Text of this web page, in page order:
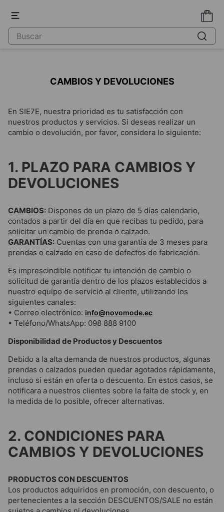
CAMBIOS Y DEVOLUCIONES
En SIE7E, nuestra prioridad es tu satisfacción con
nuestros productos y servicios. Si deseas realizar un
cambio o devolución, por favor, considera lo siguiente:
1. PLAZO PARA CAMBIOS Y
DEVOLUCIONES
CAMBIOS: Dispones de un plazo de 5 días calendario,
contados a partir del día en que recibas tu pedido, para
solicitar un cambio de prenda o calzado.
GARANTÍAS: Cuentas con una garantía de 3 meses para
prendas o calzado en caso de defectos de fabricación.
Es imprescindible notificar tu intención de cambio o
solicitud de garantía dentro de los plazos establecidos a
nuestro equipo de servicio al cliente, utilizando los
siguientes canales:
• Correo electrónico: info@novomode.ec
• Teléfono/WhatsApp: 098 888 9100
Disponibilidad de Productos y Descuentos
Debido a la alta demanda de nuestros productos, algunas
prendas o calzados pueden quedar agotados rápidamente,
incluso si están en oferta o descuento. En estos casos, se
notificara a nuestros clientes sobre la falta de stock y, en
la medida de lo posible, ofrecer alternativas.
2. CONDICIONES PARA
CAMBIOS Y DEVOLUCIONES
PRODUCTOS CON DESCUENTOS
Los productos adquiridos en promoción, con descuento, o
pertenecientes a la sección DESCUENTOS/SALE no están